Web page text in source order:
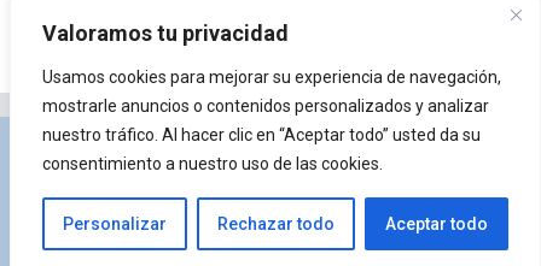
Valoramos tu privacidad
Usamos cookies para mejorar su experiencia de navegación,
mostrarle anuncios o contenidos personalizados y analizar
nuestro tráfico. Al hacer clic en “Aceptar todo” usted da su
consentimiento a nuestro uso de las cookies.
Personalizar Rechazar todo Aceptar todo
Privacidad y Política de Cookies Portal de
arquitectura Lista de Temas ¿Qué es Arkiplus?
© 2026 Arkiplus • Creado conGeneratePress